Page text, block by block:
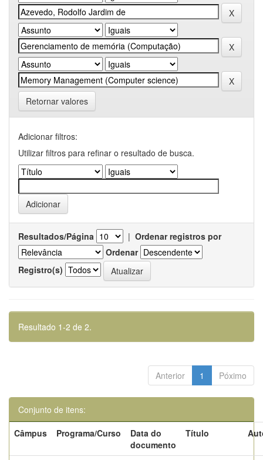
Retornar valores
Adicionar filtros:
Utilizar filtros para refinar o resultado de busca.
Resultados/Página | Ordenar registros por
Ordenar
Registro(s)
Resultado 1-2 de 2.
Anterior 1 Póximo
Conjunto de itens:
Câmpus
Programa/Curso
Data do
documento
Título